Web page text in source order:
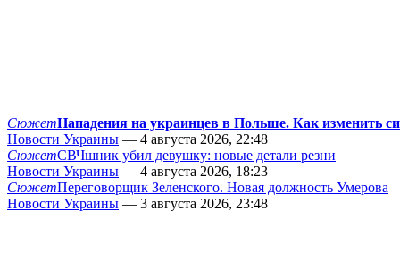
СюжетНападения на украинцев в Польше. Как изменить
Новости Украины — 4 августа 2026, 22:48
СюжетСВЧшник убил девушку: новые детали резни
Новости Украины — 4 августа 2026, 18:23
СюжетПереговорщик Зеленского. Новая должность Умерова
Новости Украины — 3 августа 2026, 23:48